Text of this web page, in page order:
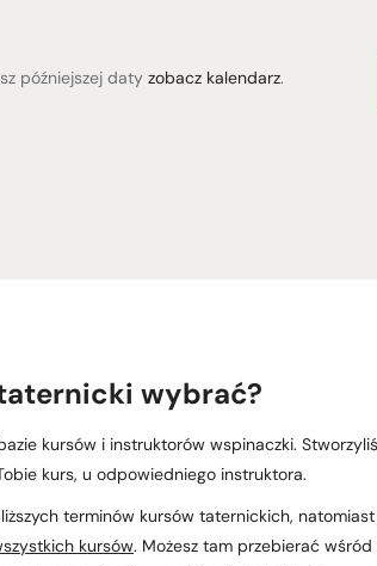
późniejszej daty zobacz kalendarz.
wybrać?
kursów i instruktorów wspinaczki.
kurs, u odpowiedniego instruktora.
terminów kursów taternickich,
kursów. Możesz tam przebierać